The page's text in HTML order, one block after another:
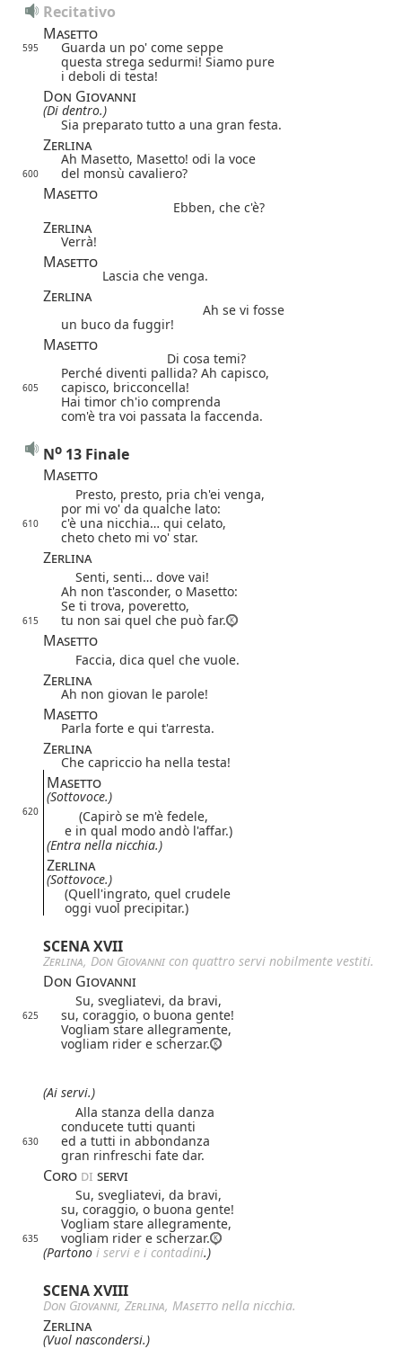
Recitativo
Masetto
595
Guarda un po' come seppe
questa strega sedurmi! Siamo pure
i deboli di testa!
Don Giovanni
(Di dentro.)
Sia preparato tutto a una gran festa.
Zerlina
Ah Masetto, Masetto! odi la voce
600 del monsù cavaliero?
Masetto
Ebben, che c'è?
Zerlina
Verrà!
Masetto
Lascia che venga.
Zerlina
Ah se vi fosse
un buco da fuggir!
Masetto
Di cosa temi?
Perché diventi pallida? Ah capisco,
605
capisco, bricconcella!
Hai timor ch'io comprenda
com'è tra voi passata la faccenda.
No 13 Finale
Masetto
Presto, presto, pria ch'ei venga,
por mi vo' da qualche lato:
610
c'è una nicchia… qui celato,
cheto cheto mi vo' star.
Zerlina
Senti, senti… dove vai!
Ah non t'asconder, o Masetto:
Se ti trova, poveretto,
615 tu non sai quel che può far.
Masetto
Faccia, dica quel che vuole.
Zerlina
Ah non giovan le parole!
Masetto
Parla forte e qui t'arresta.
Zerlina
Che capriccio ha nella testa!
Masetto
(Sottovoce.)
620
(Capirò se m'è fedele,
e in qual modo andò l'affar.)
(Entra nella nicchia.)
Zerlina
(Sottovoce.)
(Quell'ingrato, quel crudele
oggi vuol precipitar.)
SCENA XVII
Zerlina, Don Giovanni con quattro servi nobilmente vestiti.
Don Giovanni
Su, svegliatevi, da bravi,
625
su, coraggio, o buona gente!
Vogliam stare allegramente,
vogliam rider e scherzar.
(Ai servi.)
Alla stanza della danza
conducete tutti quanti
630
ed a tutti in abbondanza
gran rinfreschi fate dar.
Coro di servi
Su, svegliatevi, da bravi,
su, coraggio, o buona gente!
Vogliam stare allegramente,
635
vogliam rider e scherzar.
(Partono i servi e i contadini.)
SCENA XVIII
Don Giovanni, Zerlina, Masetto nella nicchia.
Zerlina
(Vuol nascondersi.)